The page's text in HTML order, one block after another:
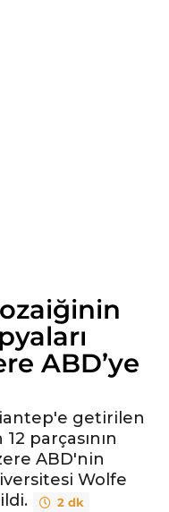
ABD’ye
getirilen
parçasının
ABD'nin
Wolfe
2 dk